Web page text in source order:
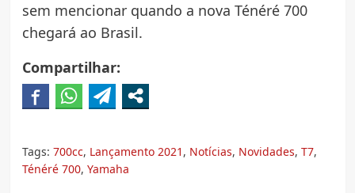
sem mencionar quando a nova Ténéré 700
chegará ao Brasil.
Compartilhar:
Tags: 700cc, Lançamento 2021 , Notícias, Novidades, T7,
Ténéré 700, Yamaha